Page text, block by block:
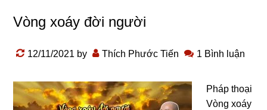
Vòng xoáy đời người
12/11/2021 by Thích Phước Tiến 1 Bình luận
Pháp thoại
Vòng xoáy